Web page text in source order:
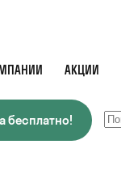
АКЦИИ
бесплатно!